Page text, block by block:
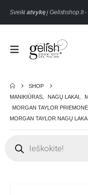
Sveikiatvykęį Gelishshop.lt -
SHOP
MANIKIŪRAS
NAGŲ LAKAI
MORGAN TAYLOR
MORGAN TAYLOR NAGŲ